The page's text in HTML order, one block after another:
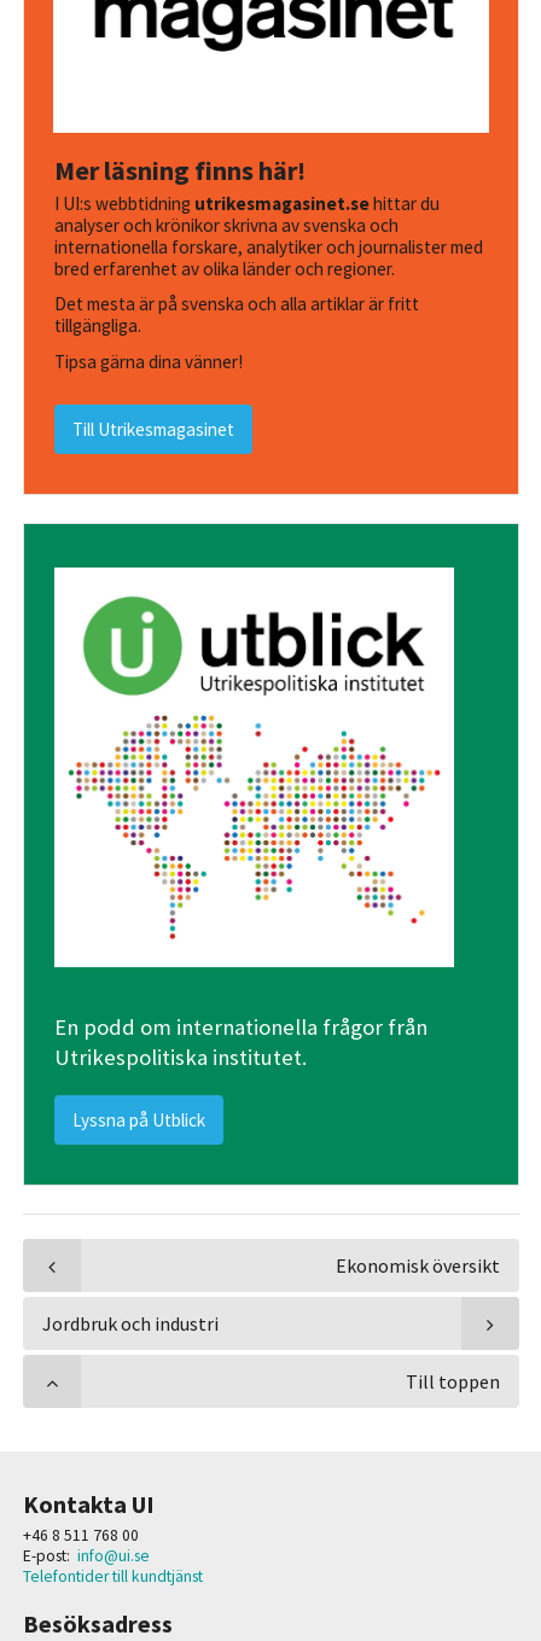
Mer läsning finns här!
I UI:s webbtidning utrikesmagasinet.sehittar du
analyser och krönikor skrivna av svenska och
internationella forskare, analytiker och journalister med
bred erfarenhet av olika länder och regioner.
Det mesta är på svenska och alla artiklar är fritt
tillgängliga.
Tipsa gärna dina vänner!
Till Utrikesmagasinet
En podd om internationella frågor från
Utrikespolitiska institutet.
Lyssna på Utblick
Ekonomisk översikt
Jordbruk och industri
Till toppen
Kontakta UI
+46 8 511 768 00
E-post: info@ui.se
Telefontider till kundtjänst
Besöksadress